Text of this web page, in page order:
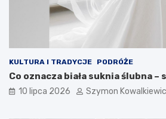
KULTURA I TRADYCJE PODRÓŻE
Co oznacza biała suknia ślubna
10 lipca 2026 Szymon